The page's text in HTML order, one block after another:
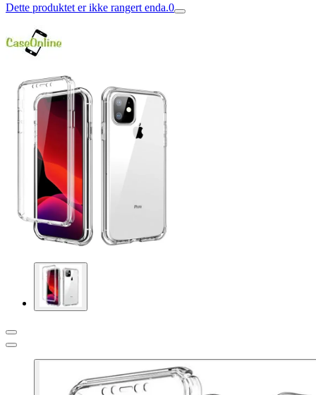
Dette produktet er ikke rangert enda.0